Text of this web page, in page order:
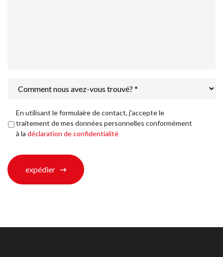
nous
vous
trouvé?
*
Déclaration
de
confidentialité
En utilisant le formulaire de contact, j'accepte le
traitement de mes données personnelles conformément
à la déclaration de confidentialité
expédier